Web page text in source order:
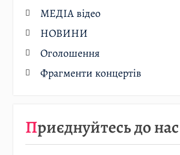
МЕДІА відео
НОВИНИ
Оголошення
Фрагменти концертів
Приєднуйтесь до нас